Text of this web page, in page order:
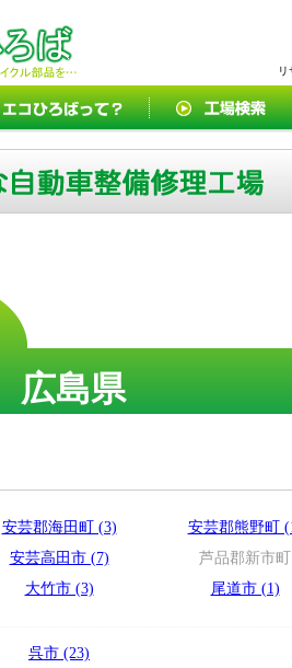
広島県
安芸郡海田町 (3)
安芸郡熊野町
安芸高田市 (7)
芦品郡新市町
大竹市 (3)
尾道市 (1)
呉市 (23)